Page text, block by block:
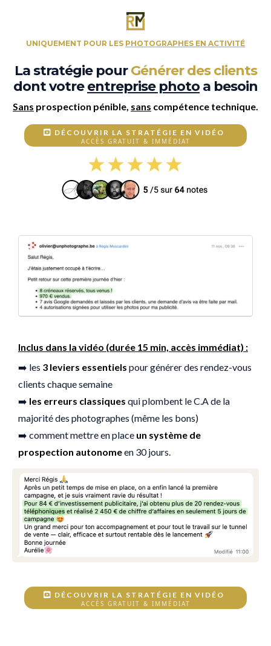
UNIQUEMENT POUR LES PHOTOGRAPHES EN ACTIVITÉ
La stratégie pourGénérer des clients
dont votreentreprise photo a besoin
Sans prospection pénible, sans compétence technique.
DÉCOUVRIR LA STRATÉGIE EN VIDÉO
ACCÈS GRATUIT & IMMÉDIAT
Inclus dans la vidéo (durée 15 min, accès immédiat) :
➡️ les 3 leviers essentiels pour générer des rendez-vous
clients chaque semaine
➡️ les erreurs classiques qui plombent le C.A de la
majorité des photographes (même les bons)
➡️ comment mettre en place un système de
prospection autonomeen 30 jours.
DÉCOUVRIR LA STRATÉGIE EN VIDÉO
ACCÈS GRATUIT & IMMÉDIAT